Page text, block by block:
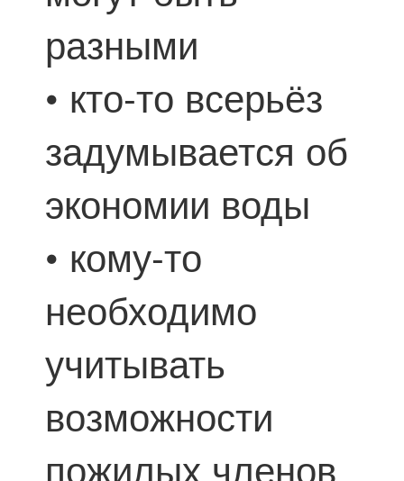
разными
• кто-то всерьёз
задумывается об
экономии воды
• кому-то
необходимо
учитывать
возможности
пожилых членов